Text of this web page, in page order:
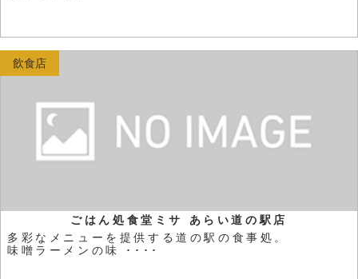
ごはん処食堂ミサ あらい道の駅店
多彩なメニューを提供する道の駅の食事処。
味噌ラーメンの味 ････
飲食店